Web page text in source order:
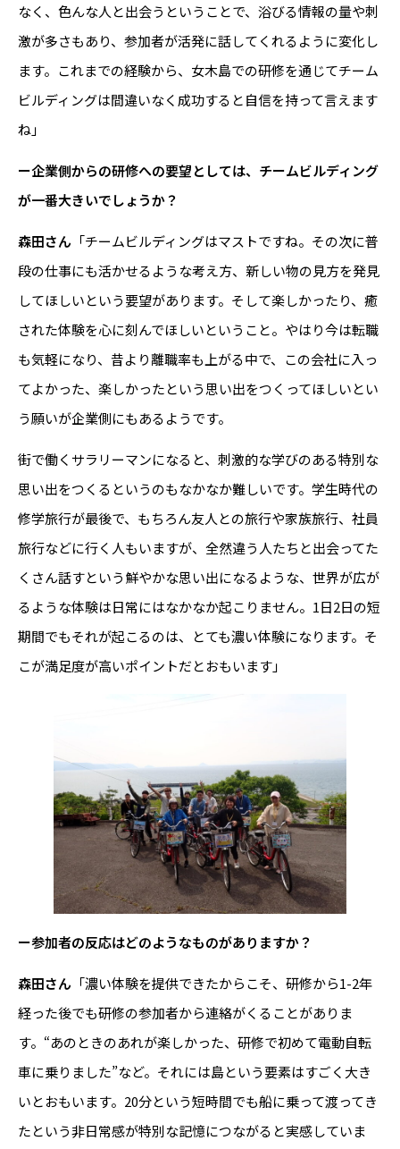
なく、色んな人と出会うということで、浴びる情報の量や刺
激が多さもあり、参加者が活発に話してくれるように変化し
ます。これまでの経験から、女木島での研修を通じてチーム
ビルディングは間違いなく成功すると自信を持って言えます
ね」
ー企業側からの研修への要望としては、チームビルディング
が一番大きいでしょうか？
森田さん 「チームビルディングはマストですね。その次に普
段の仕事にも活かせるような考え方、新しい物の見方を発見
してほしいという要望があります。そして楽しかったり、癒
された体験を心に刻んでほしいということ。やはり今は転職
も気軽になり、昔より離職率も上がる中で、この会社に入っ
てよかった、楽しかったという思い出をつくってほしいとい
う願いが企業側にもあるようです。
街で働くサラリーマンになると、刺激的な学びのある特別な
思い出をつくるというのもなかなか難しいです。学生時代の
修学旅行が最後で、もちろん友人との旅行や家族旅行、社員
旅行などに行く人もいますが、全然違う人たちと出会ってた
くさん話すという鮮やかな思い出になるような、世界が広が
るような体験は日常にはなかなか起こりません。1日2日の短
期間でもそれが起こるのは、とても濃い体験になります。そ
こが満足度が高いポイントだとおもいます」
ー参加者の反応はどのようなものがありますか？
森田さん 「濃い体験を提供できたからこそ、研修から1-2年
経った後でも研修の参加者から連絡がくることがありま
す。“あのときのあれが楽しかった、研修で初めて電動自転
車に乗りました”など。それには島という要素はすごく大き
いとおもいます。20分という短時間でも船に乗って渡ってき
たという非日常感が特別な記憶につながると実感していま